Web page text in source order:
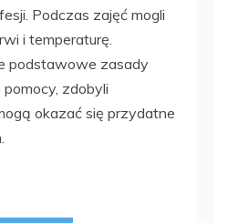
Podczas zajęć mogli
i temperaturę.
podstawowe zasady
zdobyli
okazać się przydatne